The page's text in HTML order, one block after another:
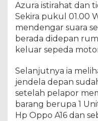
g
k
u
e
r
e
s
k
r
Azura istirahat dan
Sekira pukul 01.00
mendengar suara
berada didepan
keluar sepeda
Selanjutnya ia
jendela depan
setelah pelapor
barang berupa 1
Hp Oppo A16 dan